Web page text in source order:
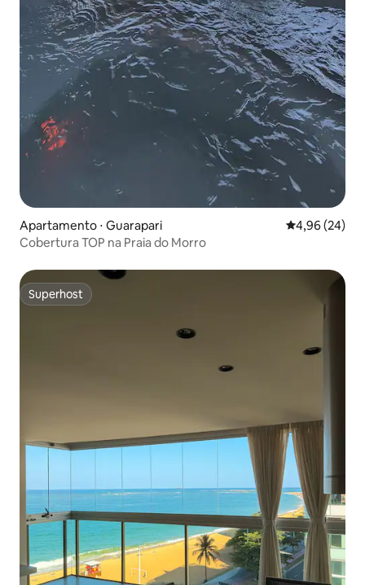
Apartamento ⋅ Guarapari 4,96 de uma
4,96 (24)
Cobertura TOP na Praia do Morro
Superhost
Superhost